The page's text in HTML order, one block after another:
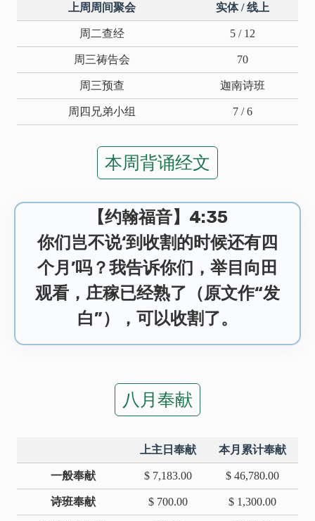
上周周间聚会 实体 / 线上
周二查经 5 / 12
周三祷告会 70
周三预查 迦南诗班
周四兄弟小组 7 / 6
本周背诵经文
【约翰福音】4:35
你们岂不说‘到收割的时候还有四
个月’吗？我告诉你们，举目向田
观看，庄稼已经熟了（原文作“发
白”），可以收割了。
八月奉献
上主日奉献 本月累计奉献
一般奉献 $ 7,183.00 $ 46,780.00
诗班奉献 $ 700.00 $ 1,300.00